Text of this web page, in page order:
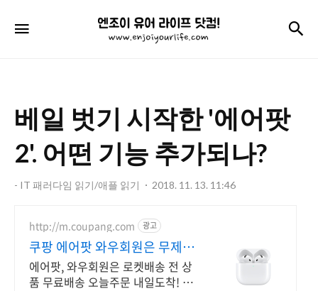
엔
조
어
라
이
프
닷
컴!
베일 벗기 시작한 '에어팟
2'. 어떤 기능 추가되나?
- IT 패러다임 읽기/애플 읽기 2018. 11. 13. 11:46
http://m.coupang.com 광고
쿠팡 에어팟 와우회원은 무제한
무료 배송
에어팟, 와우회원은 로켓배송 전 상
품 무료배송 오늘주문 내일도착! 꼭